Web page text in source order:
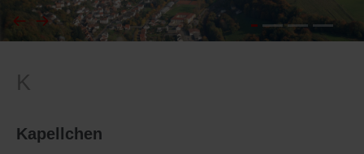
K
Kapellchen
J
Feuerwehr
Friedhöfe